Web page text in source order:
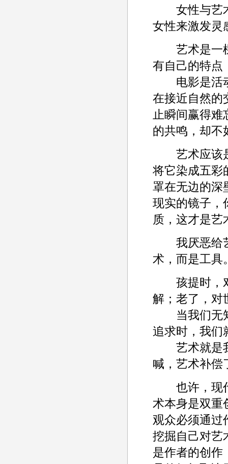
女性与艺术
女性来激发灵
艺术是一棵
有自己的特点
电影是活动
在接近自然的
止瞬间赢得
的共鸣，却不
艺术应该是
将它染成五彩
罩在无边的深
现实的镜子，
质，这才是艺
我厌恶给艺
术，而是工具
孩提时，对
解；老了，对
当我们无知
追求时，我们
艺术就是我
喊，艺术补偿
也许，现代
术本身是双重
观众必须通过
挖掘自己对艺
是作者的创作